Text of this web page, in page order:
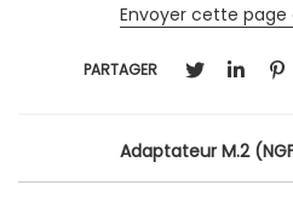
Envoyer cette
PARTAGER
Adaptateur M.2